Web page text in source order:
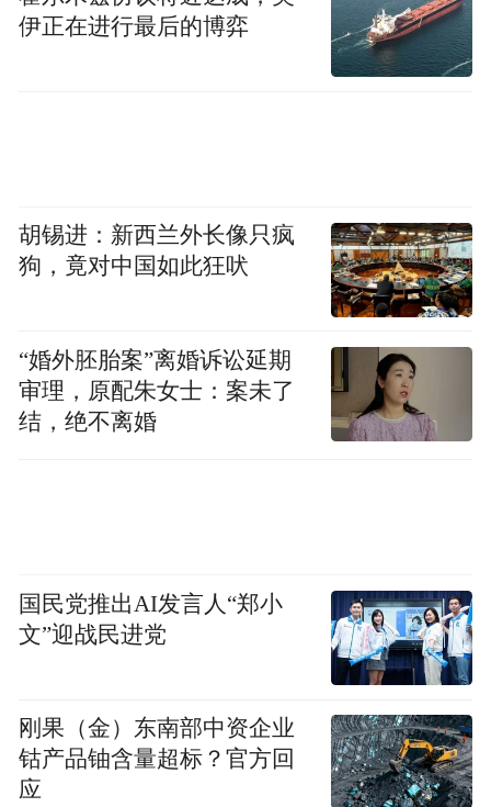
正因为孟女士的丈夫
“现身说法”“邻里课堂”等形式的
警方提醒
不会通过网络办案
凡要求“保密”“转账”的
伊正在进行最后的博弈
胡锡进：新西兰外长像只疯
狗，竟对中国如此狂吠
“婚外胚胎案”离婚诉讼延期
审理，原配朱女士：案未了
结，绝不离婚
国民党推出AI发言人“郑小
文”迎战民进党
刚果（金）东南部中资企业
钴产品铀含量超标？官方回
应